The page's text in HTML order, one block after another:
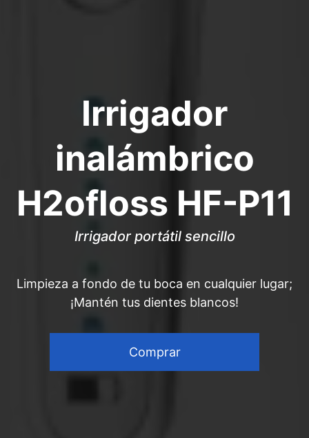
Irrigador
inalámbrico
‎H2ofloss HF-P11
Irrigador portátil sencillo
Limpieza a fondo de tu boca en cualquier lugar;
¡Mantén tus dientes blancos!
Comprar